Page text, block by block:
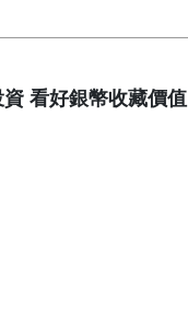
看好銀幣收藏價值